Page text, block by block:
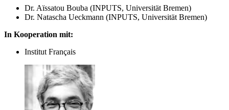
Dr. Aïssatou Bouba (INPUTS, Universität Bremen)
Dr. Natascha Ueckmann (INPUTS, Universität Bremen)
In Kooperation mit:
Institut Français